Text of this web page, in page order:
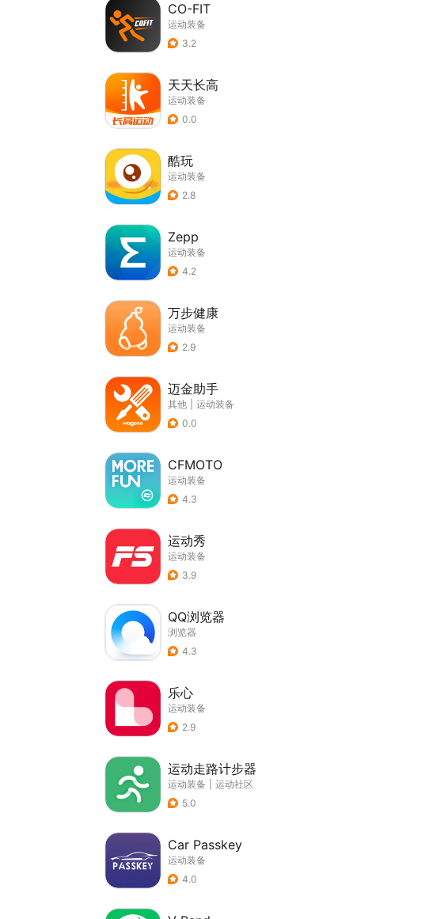
CO-FIT
运动装备
3.2
天天长高
运动装备
0.0
酷玩
运动装备
2.8
Zepp
运动装备
4.2
万步健康
运动装备
2.9
迈金助手
其他
运动装备
0.0
CFMOTO
运动装备
4.3
运动秀
运动装备
3.9
QQ浏览器
浏览器
4.3
乐心
运动装备
2.9
运动走路计步器
运动装备
运动社区
5.0
Car Passkey
运动装备
4.0